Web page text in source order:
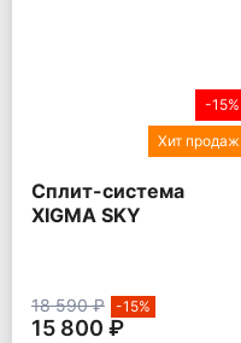
-15%
Хит продаж
Сплит-система
XIGMA SKY
18 590 ₽ -15%
15 800 ₽